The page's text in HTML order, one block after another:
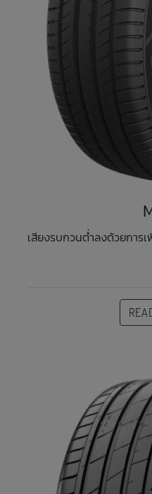
เสียงรบกวนต่ำลงด้วยการ